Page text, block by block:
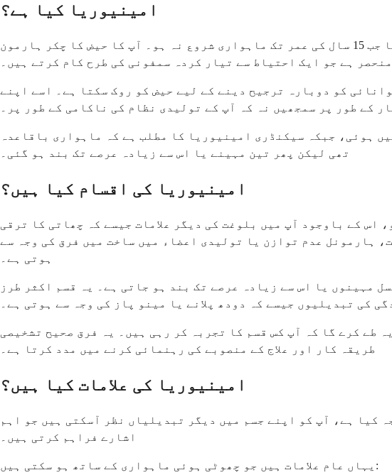
امینیوریا کیا ہے؟
امینیوریا اس وقت ہوتی ہے جب آپ کو تین یا اس سے زیادہ مہینوں تک مسلسل اپنی ماہواری نہ ہو، یا جب 15 سال کی عمر تک ماہواری شروع نہ ہو۔ آپ کا حیض کا چکر ہارمون
ہے جو ایک احتیاط سے تیار کردہ سمفونی کی طرح کام کرتے ہیں۔
کو دوبارہ ترجیح دینے کے لیے حیض کو روک سکتا ہے۔ اسے اپنے
کے طور پر سمجھیں نہ کہ آپ کے تولیدی نظام کی ناکامی کے طور پر۔
ہوئی، جبکہ سیکنڈری امینیوریا کا مطلب ہے کہ ماہواری باقاعدہ
تھی لیکن پھر تین مہینے یا اس سے زیادہ عرصے تک بند ہو گئی۔
امینیوریا کی اقسام کیا ہیں؟
ماہواری نہیں ہوئی ہو، اس کے باوجود آپ میں بلوغت کی دیگر علامات جیسے کہ چھاتی کا ترقی
پر جینیاتی حالات، ہارمونل عدم توازن یا تولیدی اعضاء میں ساخت میں فرق کی وجہ سے
ہوتی ہے۔
مہینوں یا اس سے زیادہ عرصے تک بند ہو جاتی ہے۔ یہ قسم اکثر طرز
کی تبدیلیوں جیسے کہ دودھ پلانے یا مینو پاز کی وجہ سے ہوتی ہے۔
طے کرے گا کہ آپ کس قسم کا تجربہ کر رہی ہیں۔ یہ فرق صحیح تشخیصی
طریقہ کار اور علاج کے منصوبے کی رہنمائی کرنے میں مدد کرتا ہے۔
امینیوریا کی علامات کیا ہیں؟
کیا ہے، آپ کو اپنے جسم میں دیگر تبدیلیاں نظر آسکتی ہیں جو اہم
اشارے فراہم کرتی ہیں۔
یہاں عام علامات ہیں جو چھوٹی ہوئی ماہواری کے ساتھ ہو سکتی ہیں: